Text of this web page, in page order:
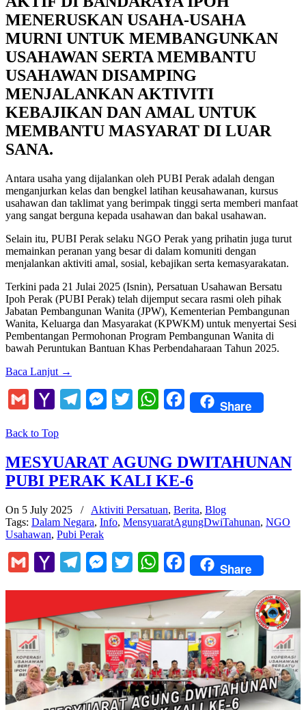
MENERUSKAN USAHA-USAHA
MURNI UNTUK MEMBANGUNKAN
USAHAWAN SERTA MEMBANTU
USAHAWAN DISAMPING
MENJALANKAN AKTIVITI
KEBAJIKAN DAN AMAL UNTUK
MEMBANTU MASYARAT DI LUAR
SANA.
Antara usaha yang dijalankan oleh PUBI Perak adalah dengan
menganjurkan kelas dan bengkel latihan keusahawanan, kursus
usahawan dan taklimat yang berimpak tinggi serta memberi manfaat
yang sangat berguna kepada usahawan dan bakal usahawan.
Selain itu, PUBI Perak selaku NGO Perak yang prihatin juga turut
memainkan peranan yang besar di dalam komuniti dengan
menjalankan aktiviti amal, sosial, kebajikan serta kemasyarakatan.
Terkini pada 21 Julai 2025 (Isnin), Persatuan Usahawan Bersatu
Ipoh Perak (PUBI Perak) telah dijemput secara rasmi oleh pihak
Jabatan Pembangunan Wanita (JPW), Kementerian Pembangunan
Wanita, Keluarga dan Masyarakat (KPWKM) untuk menyertai Sesi
Pembentangan Permohonan Program Pembangunan Wanita di
bawah Peruntukan Bantuan Khas Perbendaharaan Tahun 2025.
Baca Lanjut →
Gmail
Yahoo
TelegramMessenger
Twitter WhatsAppFacebookShare
Back to Top
MESYUARAT AGUNG DWITAHUNAN
PUBI PERAK KALI KE-6
On 5 July 2025 / Aktiviti Persatuan, Berita, Blog
Tags: Dalam Negara, Info, MensyuaratAgungDwiTahunan, NGO
Usahawan, Pubi Perak
Gmail
Yahoo
TelegramMessenger
Twitter WhatsAppFacebookShare